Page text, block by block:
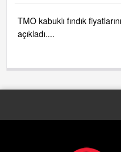
TMO kabuklı fındık fiyatlarını
açıkladı....